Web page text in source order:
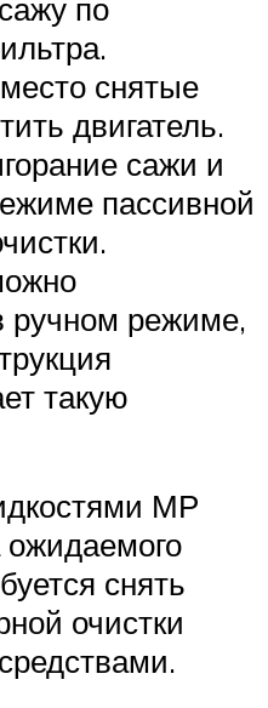
по
снятые
двигатель.
сажи и
пассивной
ручном режиме,
такую
МР
снять
очистки